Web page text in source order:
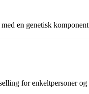
en genetisk
for enkeltpersoner